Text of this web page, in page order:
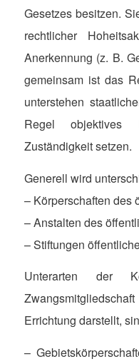
Gesetzes besitzen.
rechtlicher
Anerkennung (z. B.
gemeinsam ist das
unterstehen
Regel
Zuständigkeit setzen.
Generell wird
– Körperschaften des
– Anstalten des
– Stiftungen
Unterarten der
Errichtung darstellt,
–